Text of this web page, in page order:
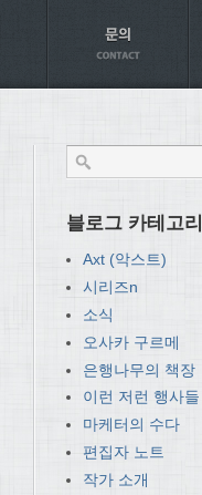
블로그 카테고리
Axt (악스트)
시리즈n
소식
오사카 구르메
은행나무의 책장
이런 저런 행사들
마케터의 수다
편집자 노트
작가 소개